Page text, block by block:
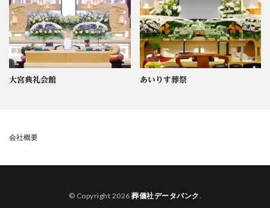
大宮典礼会館 あいりす葬祭
会社概要
© Copyright 2026葬儀社データバンク.